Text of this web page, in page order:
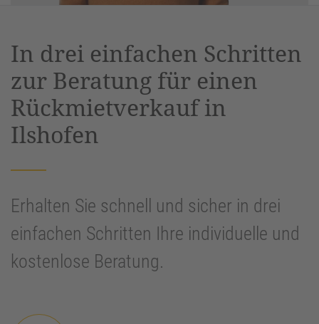
Management Platform&eRecht24
In drei einfachen Schritten
zur Beratung für einen
Rückmietverkauf in
Ilshofen
Erhalten Sie schnell und sicher in drei
einfachen Schritten Ihre individuelle und
kostenlose Beratung.